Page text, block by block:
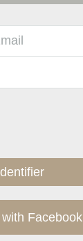
Facebook